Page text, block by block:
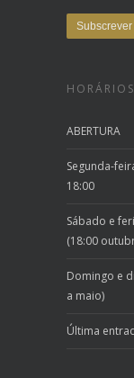
HORÁRIOS
ABERTURA
Segunda-
18:00
Sábado e
(18:00
Domingo e
a maio)
Última